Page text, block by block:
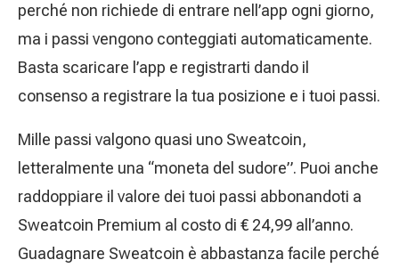
perché non richiede di entrare nell’app ogni giorno,
ma i passi vengono conteggiati automaticamente.
Basta scaricare l’app e registrarti dando il
consenso a registrare la tua posizione e i tuoi passi.
Mille passi valgono quasi uno Sweatcoin,
letteralmente una “moneta del sudore”. Puoi anche
raddoppiare il valore dei tuoi passi abbonandoti a
Sweatcoin Premium al costo di € 24,99 all’anno.
Guadagnare Sweatcoin è abbastanza facile perché